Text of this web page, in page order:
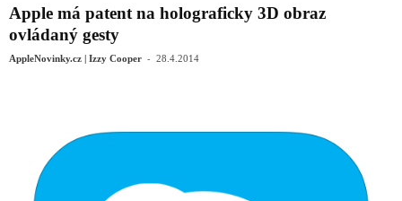
Apple má patent na holograficky 3D obraz
ovládaný gesty
AppleNovinky.cz | Izzy Cooper - 28.4.2014